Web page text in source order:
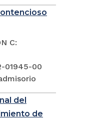
C:
01945-00
del
de